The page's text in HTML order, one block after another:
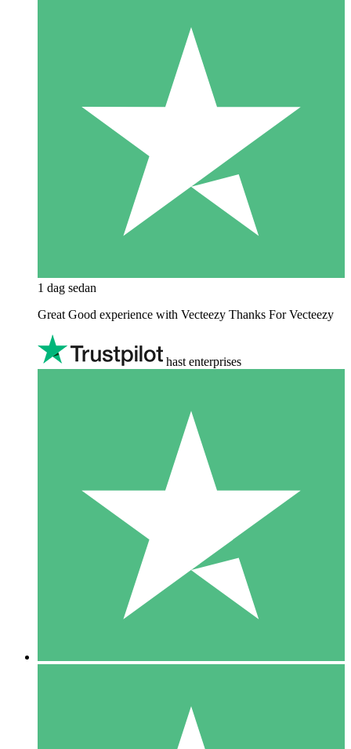
1 dag sedan
Great Good experience with Vecteezy Thanks For Vecteezy
hast enterprises